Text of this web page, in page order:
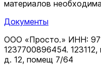
материалов
Документы
ООО «Просто.» ИНН:
1237700896454.
д. 12, помещ 7/64